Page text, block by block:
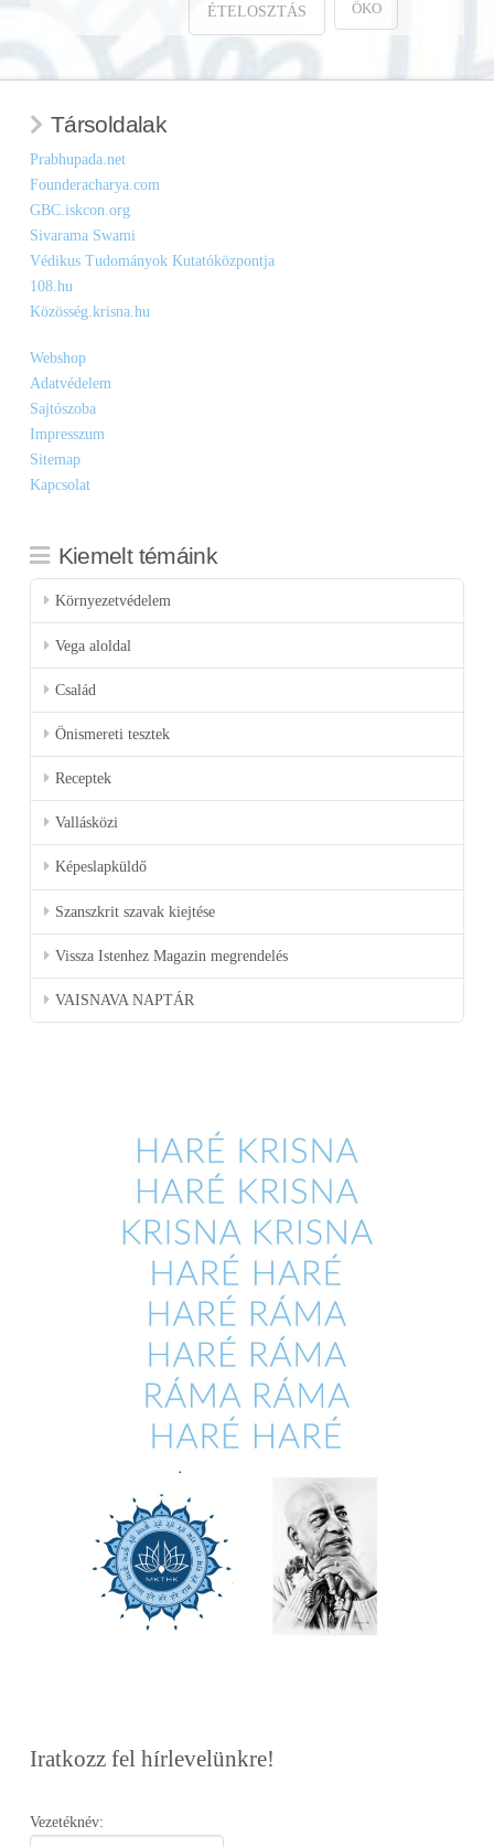
ÉTELOSZTÁS ÖKO
Társoldalak
Prabhupada.net
Founderacharya.com
GBC.iskcon.org
Sivarama Swami
Védikus Tudományok Kutatóközpontja
108.hu
Közösség.krisna.hu
Webshop
Adatvédelem
Sajtószoba
Impresszum
Sitemap
Kapcsolat
Kiemelt témáink
Környezetvédelem
Vega aloldal
Család
Önismereti tesztek
Receptek
Vallásközi
Képeslapküldő
Szanszkrit szavak kiejtése
Vissza Istenhez Magazin megrendelés
VAISNAVA NAPTÁR
Iratkozz fel hírlevelünkre!
Vezetéknév: